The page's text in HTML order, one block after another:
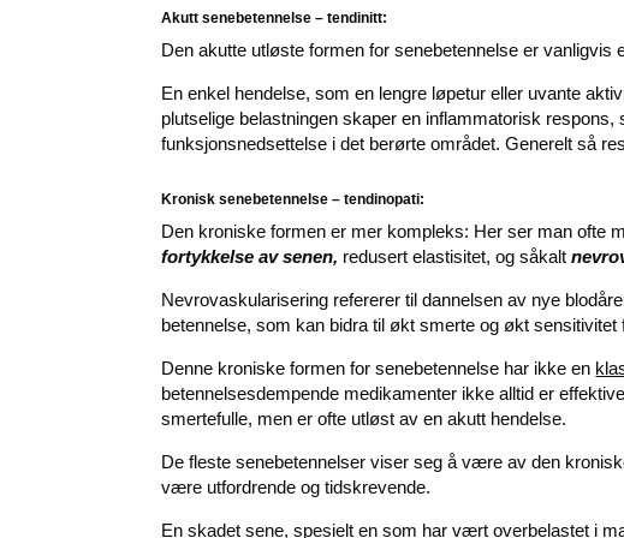
Akutt senebetennelse – tendinitt:
Den akutte utløste formen for senebetennelse er vanligvis
En enkel hendelse, som en lengre løpetur eller uvante
plutselige belastningen skaper en inflammatorisk
funksjonsnedsettelse i det berørte området. Generelt så
Kronisk senebetennelse – tendinopati:
Den kroniske formen er mer kompleks: Her ser man ofte
fortykkelse av senen, redusert elastisitet, og såkalt
Nevrovaskularisering refererer til dannelsen av nye
betennelse, som kan bidra til økt smerte og økt
Denne kroniske formen for senebetennelse har ikke en
betennelsesdempende medikamenter ikke alltid er
smertefulle, men er ofte utløst av en akutt hendelse.
De fleste senebetennelser viser seg å være av den
være utfordrende og tidskrevende.
En skadet sene, spesielt en som har vært overbelastet i